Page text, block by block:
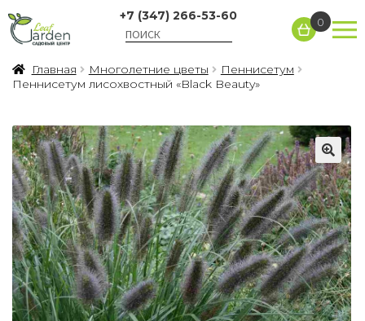
+7 (347) 266-53-60 0
Главная Многолетние цветы
Пеннисетум
Пеннисетум лисохвостный «Black Beauty»